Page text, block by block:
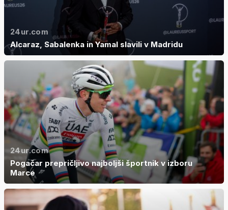
24ur.com
Alcaraz, Sabalenka in Yamal slavili v Madridu
24ur.com
Pogačar prepričljivo najboljši športnik v izboru
Marce